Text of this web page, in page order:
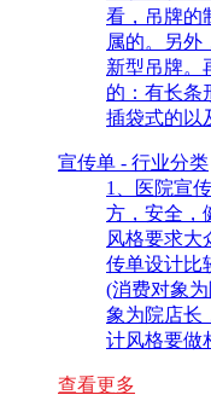
看，吊牌的
属的。另外
新型吊牌。
的：有长条
插袋式的以
宣传单 - 行业分类
1、医院宣
方，安全，
风格要求大
传单设计比
(消费对象
象为院店长
计风格要做
查看更多